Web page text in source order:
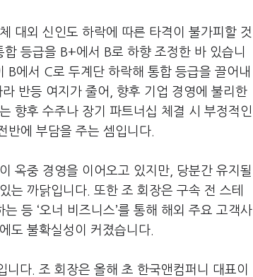
대외 신인도 하락에 따른 타격이 불가피할 것
합 등급을 B+에서 B로 하향 조정한 바 있습니
B에서 C로 두계단 하락해 통합 등급을 끌어내
반등 여지가 줄어
향후 기업 경영에 불리한
향후 수주나 장기 파트너십 체결 시 부정적인
반에 부담을 주는 셈입니다
옥중 경영을 이어오고 있지만
당분간 유지될
는 까닭입니다 또한 조 회장은 구속 전 스테
는 등 ‘오너 비즈니스’를 통해 해외 주요 고객사
도 불확실성이 커졌습니다
니다 조 회장은 올해 초 한국앤컴퍼니 대표이